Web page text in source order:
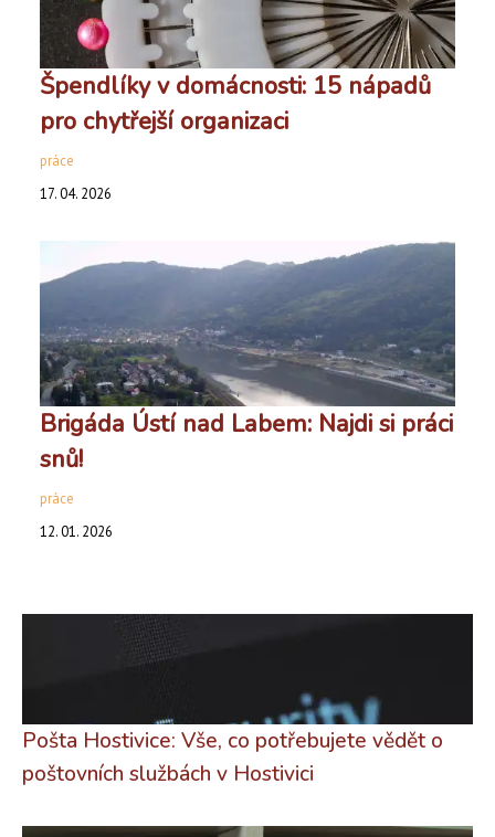
Špendlíky v domácnosti: 15 nápadů
pro chytřejší organizaci
práce
17. 04. 2026
Brigáda Ústí nad Labem: Najdi si práci
snů!
práce
12. 01. 2026
Pošta Hostivice: Vše, co potřebujete vědět o
poštovních službách v Hostivici